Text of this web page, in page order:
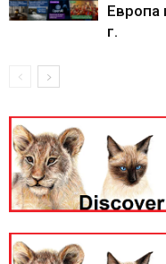
Европа
г.